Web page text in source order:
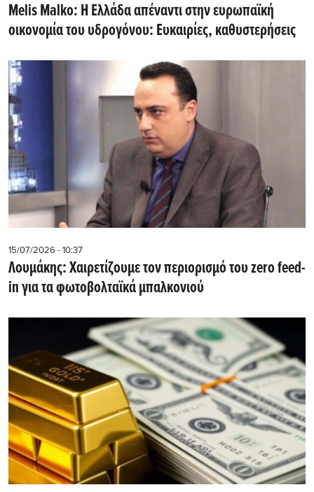
Melis Malko: Η Ελλάδα απέναντι στην ευρωπαϊκή
οικονομία του υδρογόνου: Ευκαιρίες, καθυστερήσεις
15/07/2026 - 10:37
Λουμάκης: Xαιρετίζουμε τον περιορισμό του zero feed-
in για τα φωτοβολταϊκά μπαλκονιού